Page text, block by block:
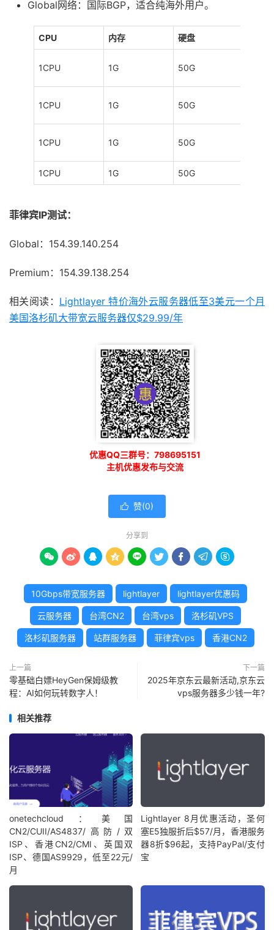
Global网络：国际BGP，适合纯海外用户。
CPU 内存 硬盘
1CPU 1G 50G
1CPU 1G 50G
1CPU 1G 50G
1CPU 1G 50G
菲律宾IP测试：
Global：154.39.140.254
Premium：154.39.138.254
相关阅读： Lightlayer 特价海外云服务器低至3美元一个月
美国洛杉矶大带宽云服务器仅$29.99/年
优惠QQ三群号：798695151
主机优惠发布与交流
 赞(0)
分享到
        
10Gbps带宽服务器 lightlayer lightlayer优惠码
云服务器 台湾CN2 台湾vps 洛杉矶VPS
洛杉矶服务器 站群服务器 菲律宾vps 香港CN2
上一篇
零基础白嫖HeyGen保姆级教
程：AI如何玩转数字人！
下一篇
2025年京东云最新活动,京东云
vps服务器多少钱一年?
相关推荐
onetechcloud：美国
CN2/CUII/AS4837/高防/双
ISP、香港CN2/CMI、英国双
ISP、德国AS9929，低至22元/
月
Lightlayer 8月优惠活动，圣何
塞E5独服折后$57/月，香港服务
器8折$96起，支持PayPal/支付
宝